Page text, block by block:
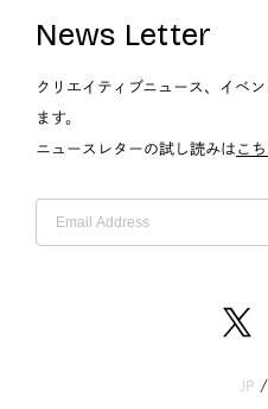
News Letter
クリエイティブニュース、イベ
ます。
ニュースレターの試し読みは こ
JP/